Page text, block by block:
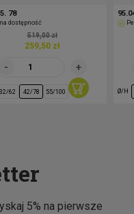
78
dostępność
519,00 zł
259,50 zł
32/62 42/78 55/100 Ø/H
5% na pierwsze